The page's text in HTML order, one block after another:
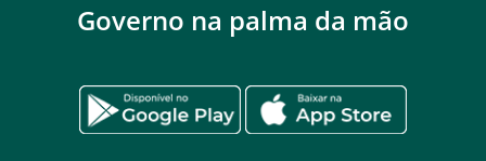
Governo na palma da mão